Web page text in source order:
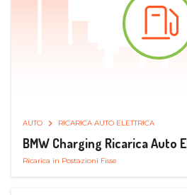
AUTO RICARICA AUTO ELETTRICA
BMW Charging Ricarica Auto
Ricarica in Postazioni Fisse